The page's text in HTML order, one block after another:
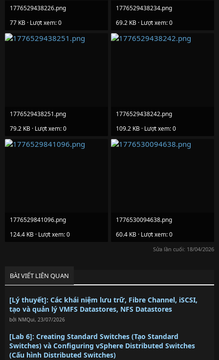
1776529438226.png
77 KB · Lượt xem: 0
1776529438234.png
69.2 KB · Lượt xem: 0
1776529438251.png
79.2 KB · Lượt xem: 0
1776529438242.png
109.2 KB · Lượt xem: 0
1776529841096.png
124.4 KB · Lượt xem: 0
1776530094638.png
60.4 KB · Lượt xem: 0
Sửa lần cuối: 18/04/2026
BÀI VIẾT LIÊN QUAN
[Lý thuyết]: Các khái niệm lưu trữ, Fibre Channel, iSCSI,
tạo và quản lý VMFS Datastores, NFS Datastores
bởi NMQui, 23/07/2026
[Lab 6]: Creating Standard Switches (Tạo Standard
Switches) và Configuring vSphere Distributed Switches
(Cấu hình Distributed Switches)